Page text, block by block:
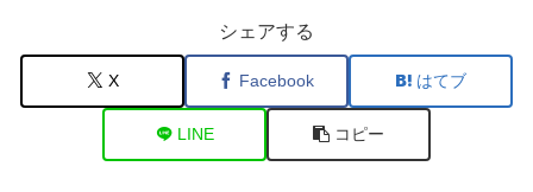
シェアする
X Facebook はてブ
LINE コピー